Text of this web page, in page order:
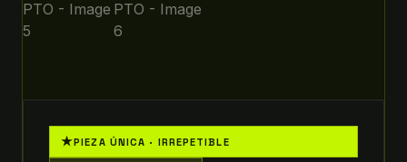
★PIEZA ÚNICA · IRREPETIBLE